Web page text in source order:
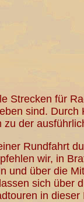
Strecken für
sind. Durch
der
Rundfahrt
wir, in
und über die
sich über
in